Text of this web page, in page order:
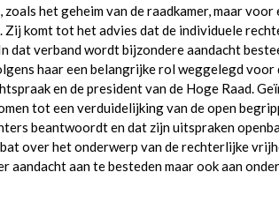
het geheim van de raadkamer, maar
Zij komt tot het advies dat de individuele
dat verband wordt bijzondere aandacht
haar een belangrijke rol weggelegd voor
en de president van de Hoge Raad.
tot een verduidelijking van de open
beantwoordt en dat zijn uitspraken
over het onderwerp van de rechterlijke
aandacht aan te besteden maar ook aan